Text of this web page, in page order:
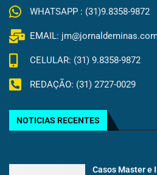
WHATSAPP : (31)9.8358-9872
EMAIL:
CELULAR: (31) 9.8358-9872
REDAÇÃO: (31) 2727-0029
NOTICIAS RECENTES
Casos Master e